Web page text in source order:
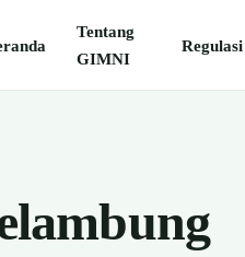
Tentang
GIMNI
Regulasi